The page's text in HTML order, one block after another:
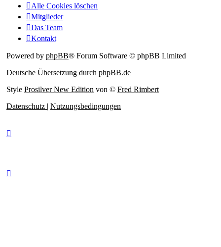
Alle Cookies löschen
Mitglieder
Das Team
Kontakt
Powered by phpBB® Forum Software © phpBB Limited
Deutsche Übersetzung durch phpBB.de
Style Prosilver New Edition von © Fred Rimbert
Datenschutz | Nutzungsbedingungen